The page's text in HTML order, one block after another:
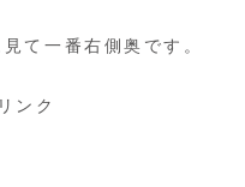
て一番右側奥です。
ンク